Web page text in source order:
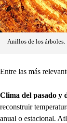
Anillos de los árboles.
Entre las más
Clima del pasado y
reconstruir
anual o estacional.